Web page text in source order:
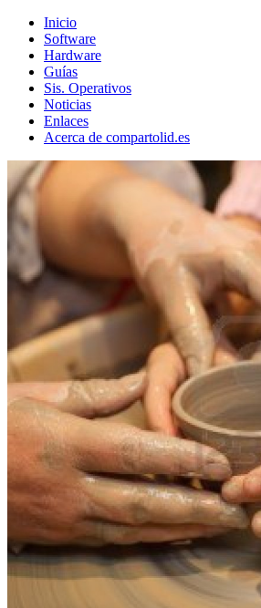
Inicio
Software
Hardware
Guías
Sis. Operativos
Noticias
Enlaces
Acerca de compartolid.es